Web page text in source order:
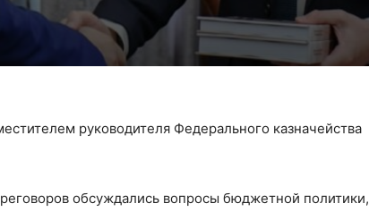
руководителя Федерального казначейства
обсуждались вопросы бюджетной политики,